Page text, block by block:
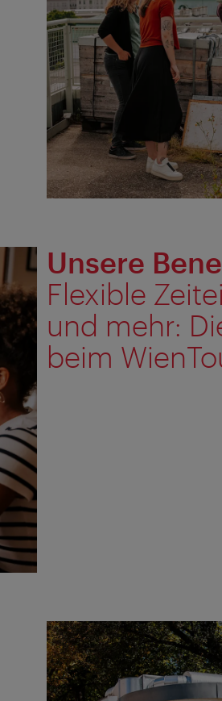
Unsere
Flexible
und mehr:
beim